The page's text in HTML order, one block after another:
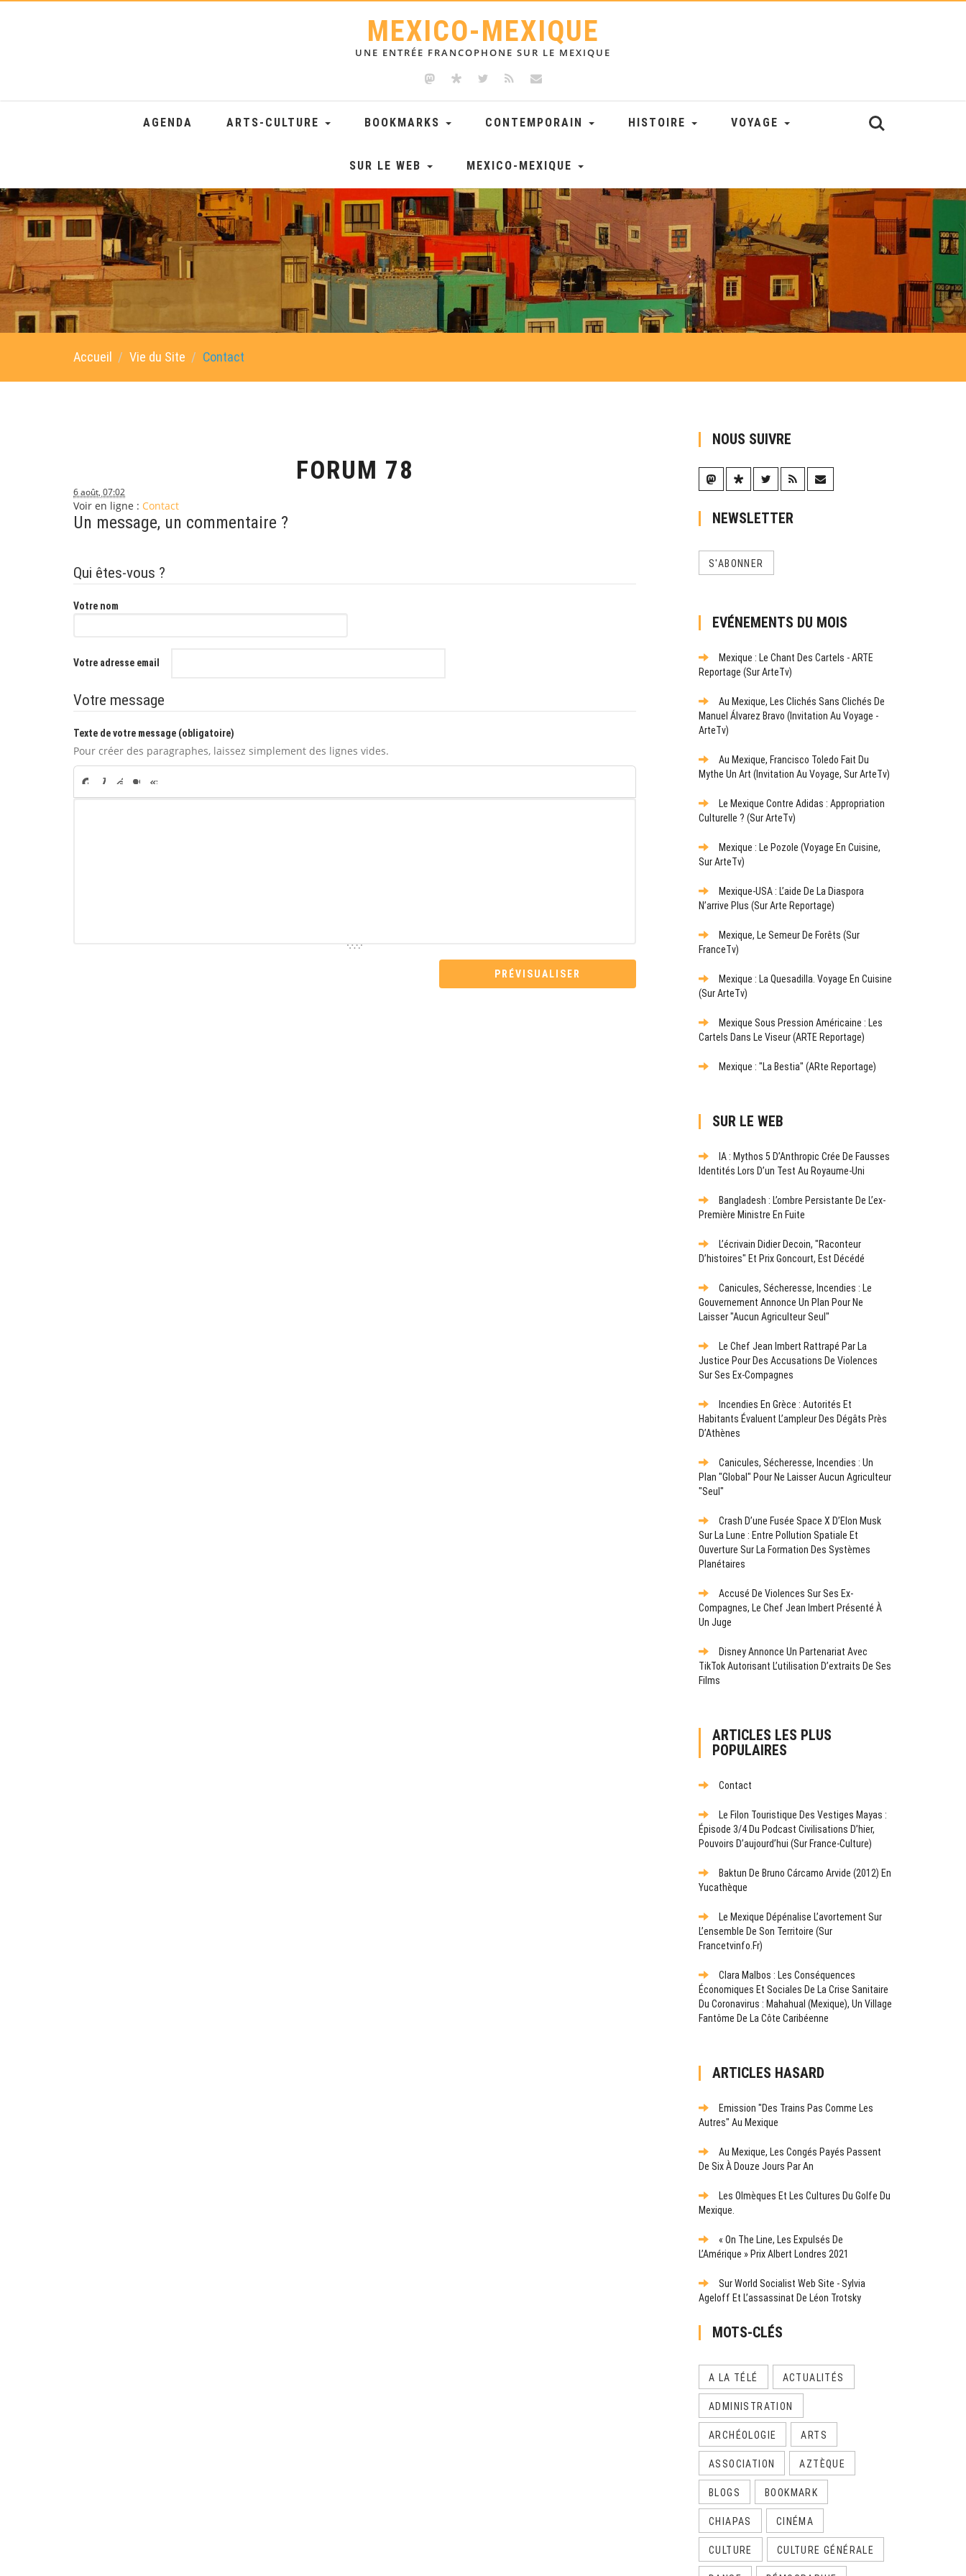
MEXICO-MEXIQUE
UNE ENTRÉE FRANCOPHONE SUR LE MEXIQUE
AGENDA ARTS-CULTURE BOOKMARKS CONTEMPORAIN HISTOIRE VOYAGE
SUR LE WEB MEXICO-MEXIQUE
Accueil Vie du Site Contact
FORUM 78
6 août, 07:02
Voir en ligne : Contact
Un message, un commentaire ?
Qui êtes-vous ?
Votre nom
Votre adresse email
Votre message
Texte de votre message (obligatoire)
Pour créer des paragraphes, laissez simplement des lignes vides.
NOUS SUIVRE
NEWSLETTER
S'ABONNER
EVÉNEMENTS DU MOIS
Mexique : Le Chant Des Cartels - ARTE
Reportage (sur ArteTv)
Au Mexique, Les Clichés Sans Clichés De
Manuel Álvarez Bravo (Invitation Au Voyage -
ArteTv)
Au Mexique, Francisco Toledo Fait Du
Mythe Un Art (Invitation Au Voyage, Sur ArteTv)
Le Mexique Contre Adidas : Appropriation
Culturelle ? (sur ArteTv)
Mexique : Le Pozole (Voyage En Cuisine,
Sur ArteTv)
Mexique-USA : L’aide De La Diaspora
N’arrive Plus (sur Arte Reportage)
Mexique, Le Semeur De Forêts (sur
FranceTv)
Mexique : La Quesadilla. Voyage En Cuisine
(sur ArteTv)
Mexique Sous Pression Américaine : Les
Cartels Dans Le Viseur (ARTE Reportage)
Mexique : "La Bestia" (ARte Reportage)
SUR LE WEB
IA : Mythos 5 D’Anthropic Crée De Fausses
Identités Lors D’un Test Au Royaume-Uni
Bangladesh : L’ombre Persistante De L’ex-
Première Ministre En Fuite
L’écrivain Didier Decoin, "raconteur
D’histoires" Et Prix Goncourt, Est Décédé
Canicules, Sécheresse, Incendies : Le
Gouvernement Annonce Un Plan Pour Ne
Laisser "aucun Agriculteur Seul"
Le Chef Jean Imbert Rattrapé Par La
Justice Pour Des Accusations De Violences
Sur Ses Ex-Compagnes
Incendies En Grèce : Autorités Et
Habitants Évaluent L’ampleur Des Dégâts Près
D’Athènes
Canicules, Sécheresse, Incendies : Un
Plan "global" Pour Ne Laisser Aucun Agriculteur
"seul"
Crash D’une Fusée Space X D’Elon Musk
Sur La Lune : Entre Pollution Spatiale Et
Ouverture Sur La Formation Des Systèmes
Planétaires
Accusé De Violences Sur Ses Ex-
Compagnes, Le Chef Jean Imbert Présenté À
Un Juge
Disney Annonce Un Partenariat Avec
TikTok Autorisant L’utilisation D’extraits De Ses
Films
ARTICLES LES PLUS
POPULAIRES
Contact
Le Filon Touristique Des Vestiges Mayas :
Épisode 3/4 Du Podcast Civilisations D’hier,
Pouvoirs D’aujourd’hui (sur France-Culture)
Baktun De Bruno Cárcamo Arvide (2012) En
Yucathèque
Le Mexique Dépénalise L’avortement Sur
L’ensemble De Son Territoire (sur
Francetvinfo.fr)
Clara Malbos : Les Conséquences
Économiques Et Sociales De La Crise Sanitaire
Du Coronavirus : Mahahual (Mexique), Un Village
Fantôme De La Côte Caribéenne
ARTICLES HASARD
Emission "Des Trains Pas Comme Les
Autres" Au Mexique
Au Mexique, Les Congés Payés Passent
De Six À Douze Jours Par An
Les Olmèques Et Les Cultures Du Golfe Du
Mexique.
« On The Line, Les Expulsés De
L’Amérique » Prix Albert Londres 2021
Sur World Socialist Web Site - Sylvia
Ageloff Et L’assassinat De Léon Trotsky
MOTS-CLÉS
A LA TÉLÉ ACTUALITÉS
ADMINISTRATION
ARCHÉOLOGIE ARTS
ASSOCIATION AZTÈQUE
BLOGS BOOKMARK
CHIAPAS CINÉMA
CULTURE CULTURE GÉNÉRALE